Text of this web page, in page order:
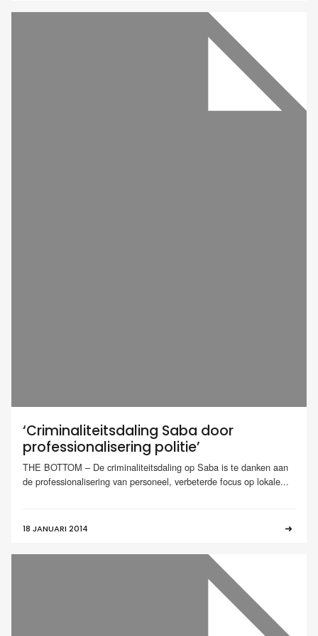
‘Criminaliteitsdaling Saba door
professionalisering politie’
THE BOTTOM – De criminaliteitsdaling op Saba is te danken aan
de professionalisering van personeel, verbeterde focus op lokale...
18 JANUARI 2014